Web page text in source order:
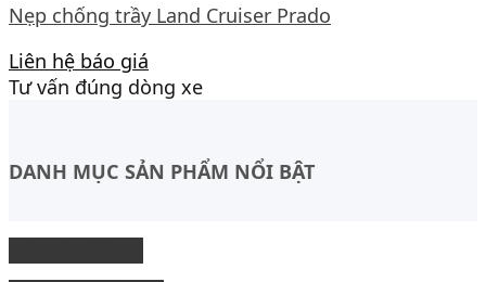
Nẹp chống trầy Land Cruiser Prado
Liên hệ báo giá
Tư vấn đúng dòng xe
DANH MỤC SẢN PHẨM NỔI BẬT